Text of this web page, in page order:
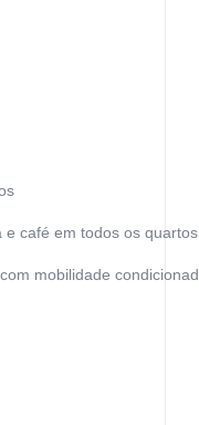
café em todos os quartos
mobilidade